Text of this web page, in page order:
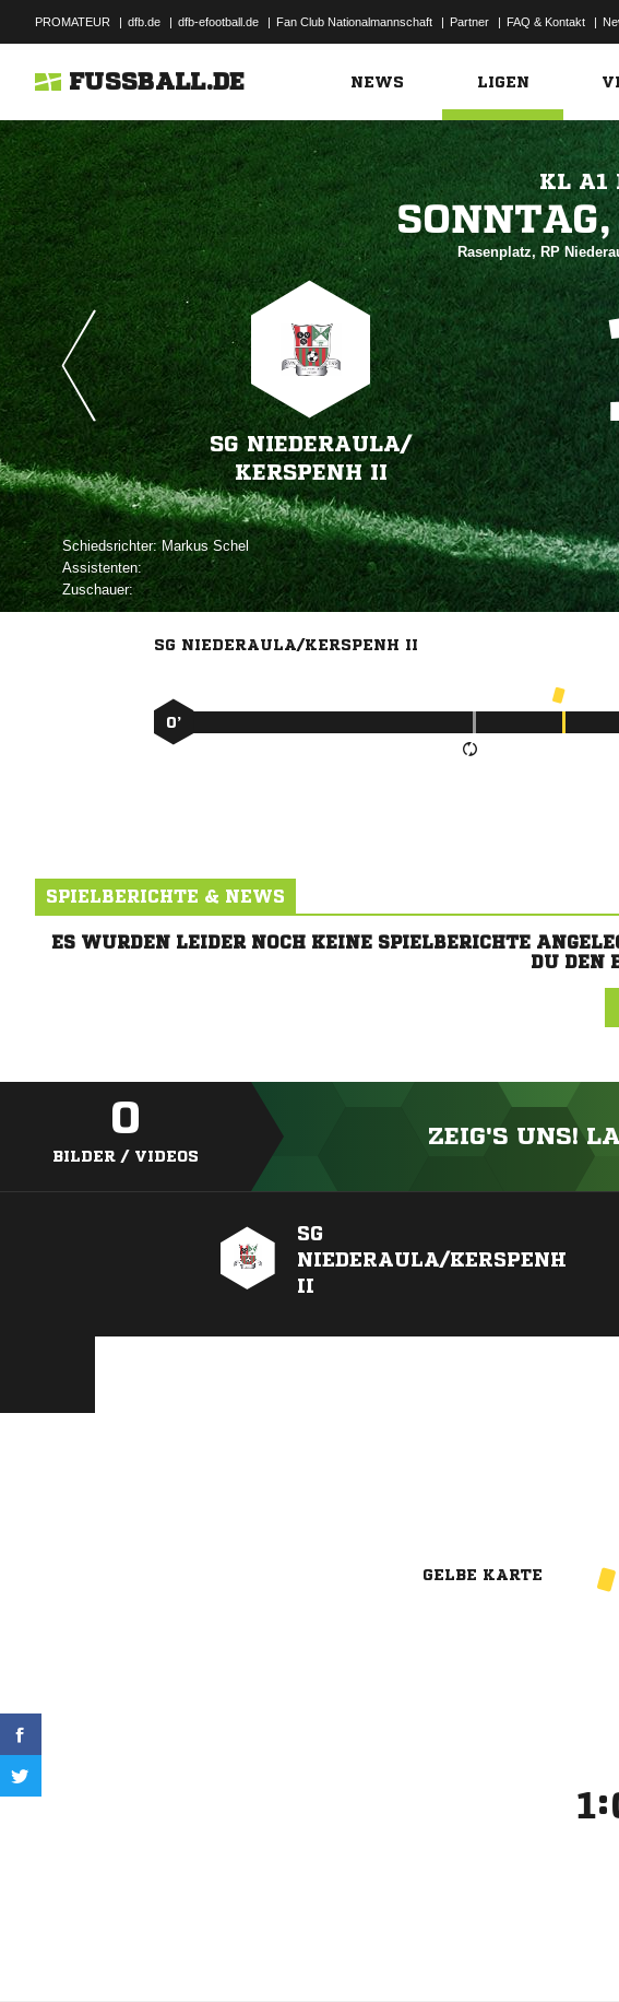
PROMATEUR | dfb.de | dfb-efootball.de | Fan Club Nationalmannschaft | Partner | FAQ & Kontakt |
FUSSBALL.DE NEWS LIGEN
KL A1

Rasenplatz, RP
SG NIEDERAULA/​
KERSPENH II
Schiedsrichter: 
Assistenten:
Zuschauer:
SG NIEDERAULA/KERSPENH II
0’
SPIELBERICHTE & NEWS
ES WURDEN LEIDER NOCH KEINE SPIELBERICHTE
DU DEN
0
BILDER / VIDEOS
ZEIG'S UNS!
SG
NIEDERAULA/KERSPENH
II
GELBE KARTE
: